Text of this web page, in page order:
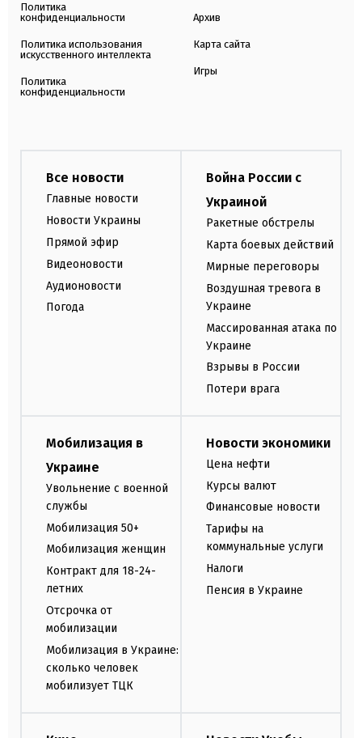
Политика
конфиденциальности
Политика использования
искусственного интеллекта
Политика
конфиденциальности
Архив
Карта сайта
Игры
Все новости
Главные новости
Новости Украины
Прямой эфир
Видеоновости
Аудионовости
Погода
Война России с
Украиной
Ракетные обстрелы
Карта боевых действий
Мирные переговоры
Воздушная тревога в
Украине
Массированная атака по
Украине
Взрывы в России
Потери врага
Мобилизация в
Украине
Увольнение с военной
службы
Мобилизация 50+
Мобилизация женщин
Контракт для 18-24-
летних
Отсрочка от
мобилизации
Мобилизация в Украине:
сколько человек
мобилизует ТЦК
Новости экономики
Цена нефти
Курсы валют
Финансовые новости
Тарифы на
коммунальные услуги
Налоги
Пенсия в Украине